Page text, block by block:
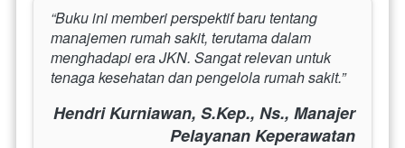
“Buku ini memberi perspektif baru tentang
manajemen rumah sakit, terutama dalam
menghadapi era JKN. Sangat relevan untuk
tenaga kesehatan dan pengelola rumah sakit.”
Hendri Kurniawan, S.Kep., Ns., Manajer
Pelayanan Keperawatan